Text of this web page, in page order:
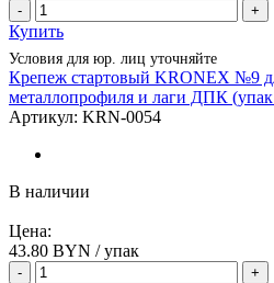
- +
Купить
Условия для юр. лиц уточняйте
Крепеж стартовый KRONEX №9
металлопрофиля и лаги ДПК
Артикул: KRN-0054
В наличии
Цена:
43.80 BYN / упак
- +